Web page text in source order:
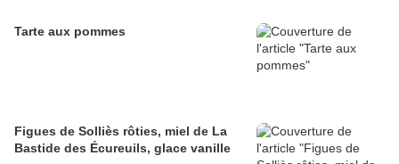
Tarte aux pommes
Figues de Solliès rôties, miel de La
Bastide des Écureuils, glace vanille